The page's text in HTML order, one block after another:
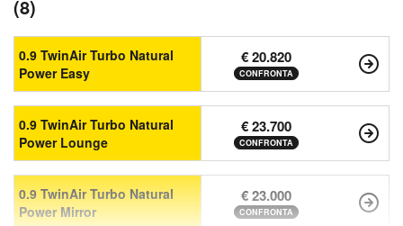
(8)
0.9 TwinAir Turbo Natural
Power Easy
€ 20.820
CONFRONTA
0.9 TwinAir Turbo Natural
Power Lounge
€ 23.700
CONFRONTA
0.9 TwinAir Turbo Natural
Power Mirror
€ 23.000
CONFRONTA